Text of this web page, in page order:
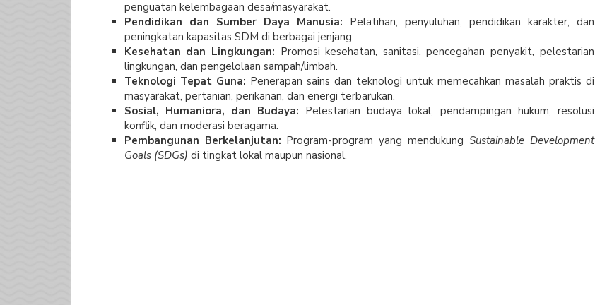
penguatan kelembagaan desa/masyarakat.
Pendidikan dan Sumber Daya Manusia: Pelatihan, penyuluhan, pendidikan karakter, dan
peningkatan kapasitas SDM di berbagai jenjang.
Kesehatan dan Lingkungan: Promosi kesehatan, sanitasi, pencegahan penyakit, pelestarian
lingkungan, dan pengelolaan sampah/limbah.
Teknologi Tepat Guna: Penerapan sains dan teknologi untuk memecahkan masalah praktis di
masyarakat, pertanian, perikanan, dan energi terbarukan.
Sosial, Humaniora, dan Budaya: Pelestarian budaya lokal, pendampingan hukum, resolusi
konflik, dan moderasi beragama.
Pembangunan Berkelanjutan: Program-program yang mendukung Sustainable Development
Goals (SDGs) di tingkat lokal maupun nasional.